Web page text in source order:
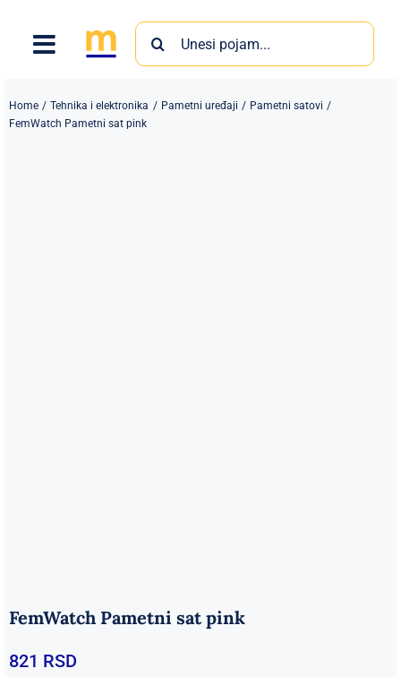
content
Search
for:
Home Tehnika i elektronika Pametni uređaji
Pametni satovi
FemWatch Pametni sat pink
FemWatch Pametni sat pink
821 RSD